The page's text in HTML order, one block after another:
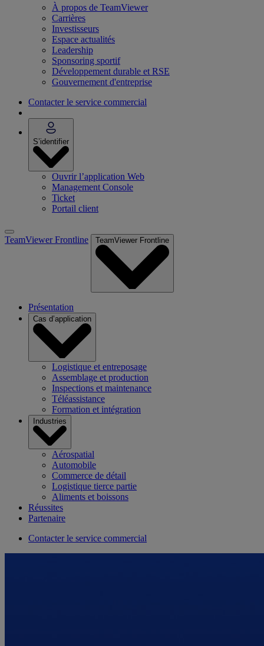
À propos de TeamViewer
Carrières
Investisseurs
Espace actualités
Leadership
Sponsoring sportif
Développement durable et RSE
Gouvernement d'entreprise
Contacter le service commercial
S’identifier
Ouvrir l’application Web
Management Console
Ticket
Portail client
TeamViewer Frontline TeamViewer Frontline
Présentation
Cas d’application
Logistique et entreposage
Assemblage et production
Inspections et maintenance
Téléassistance
Formation et intégration
Industries
Aérospatial
Automobile
Commerce de détail
Logistique tierce partie
Aliments et boissons
Réussites
Partenaire
Contacter le service commercial